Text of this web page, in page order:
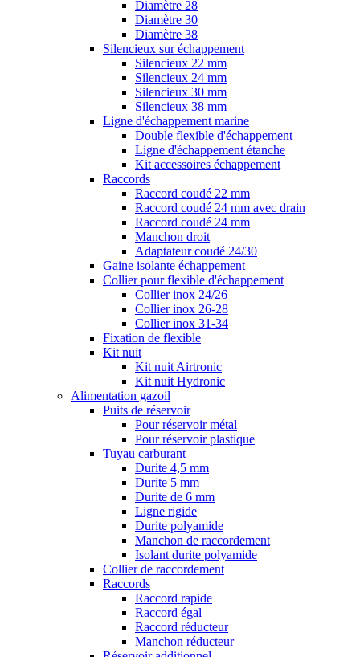
Diamètre 28
Diamètre 30
Diamètre 38
Silencieux sur échappement
Silencieux 22 mm
Silencieux 24 mm
Silencieux 30 mm
Silencieux 38 mm
Ligne d'échappement marine
Double flexible d'échappement
Ligne d'échappement étanche
Kit accessoires échappement
Raccords
Raccord coudé 22 mm
Raccord coudé 24 mm avec drain
Raccord coudé 24 mm
Manchon droit
Adaptateur coudé 24/30
Gaine isolante échappement
Collier pour flexible d'échappement
Collier inox 24/26
Collier inox 26-28
Collier inox 31-34
Fixation de flexible
Kit nuit
Kit nuit Airtronic
Kit nuit Hydronic
Alimentation gazoil
Puits de réservoir
Pour réservoir métal
Pour réservoir plastique
Tuyau carburant
Durite 4,5 mm
Durite 5 mm
Durite de 6 mm
Ligne rigide
Durite polyamide
Manchon de raccordement
Isolant durite polyamide
Collier de raccordement
Raccords
Raccord rapide
Raccord égal
Raccord réducteur
Manchon réducteur